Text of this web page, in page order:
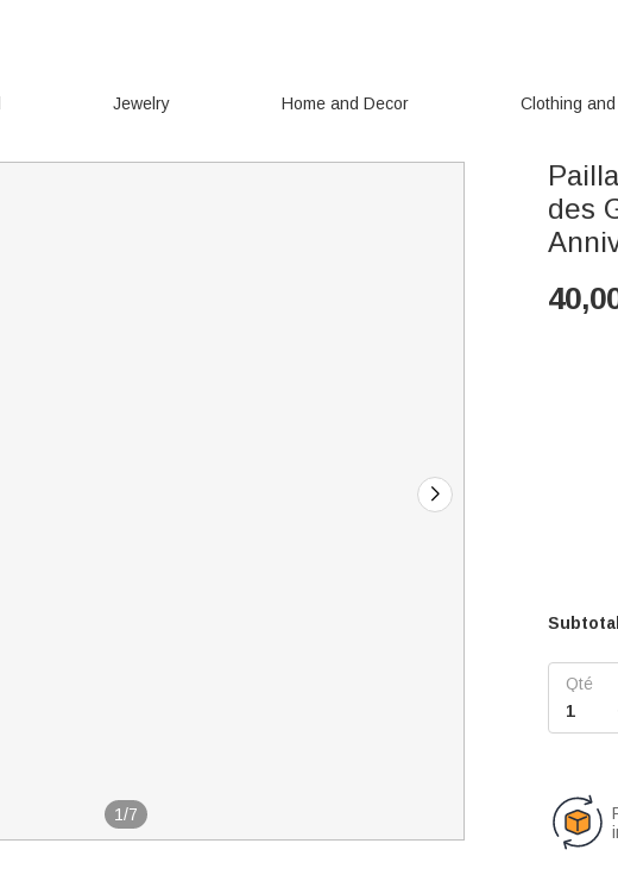
Jewelry Home and Decor Clothing
1/7
des